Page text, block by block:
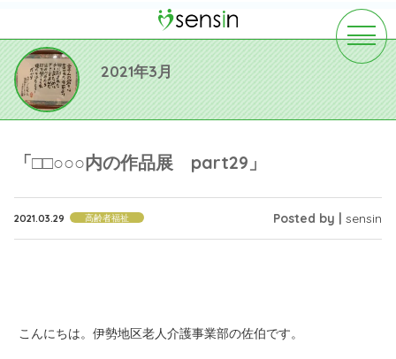
toggle
2021年3月
「□□○○○内の作品展 part29」
2021.03.29 高齢者福祉 Posted by | sensin
こんにちは。伊勢地区老人介護事業部の佐伯です。